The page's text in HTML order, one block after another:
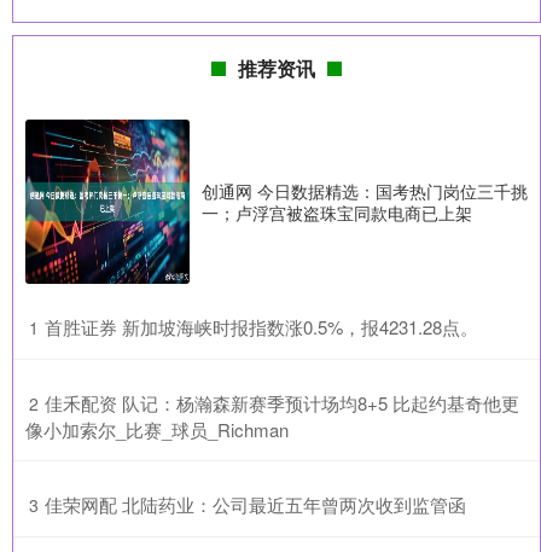
推荐资讯
创通网 今日数据精选：国考热门岗位三千挑
一；卢浮宫被盗珠宝同款电商已上架
1 ​首胜证券 新加坡海峡时报指数涨0.5%，报4231.28点。
2 ​佳禾配资 队记：杨瀚森新赛季预计场均8+5 比起约基奇他更
像小加索尔_比赛_球员_Richman
3 ​佳荣网配 北陆药业：公司最近五年曾两次收到监管函